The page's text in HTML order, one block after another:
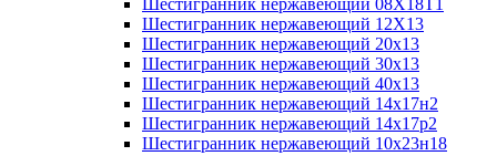
Шестигранник нержавеющий 12Х13
Шестигранник нержавеющий 20х13
Шестигранник нержавеющий 30х13
Шестигранник нержавеющий 40х13
Шестигранник нержавеющий 14х17н2
Шестигранник нержавеющий 14х17р2
Шестигранник нержавеющий 10х23н18